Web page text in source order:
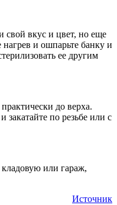
свой вкус и цвет, но еще
и ошпарьте банку и
ее другим
до верха.
по резьбе или с
кладовую или гараж,
Источник